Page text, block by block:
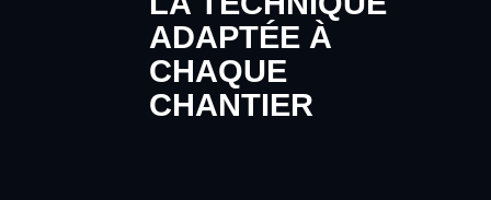
ADAPTÉE À
CHAQUE
CHANTIER